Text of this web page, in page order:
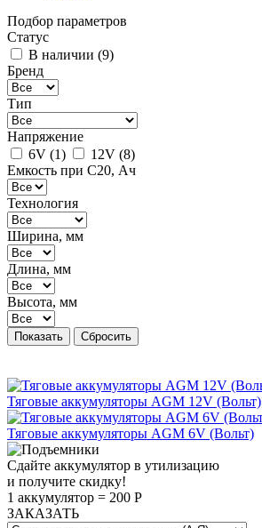
Подбор параметров
Статус
В наличии (9)
Бренд
Тип
Напряжение
6V (1) 12V (8)
Емкость при C20, Ач
Технология
Ширина, мм
Длина, мм
Высота, мм
Тяговые аккумуляторы AGM 12V (Вольт)
Тяговые аккумуляторы AGM 6V (Вольт)
Сдайте аккумулятор в утилизацию
и получите скидку!
1 аккумулятор = 200 Р
ЗАКАЗАТЬ